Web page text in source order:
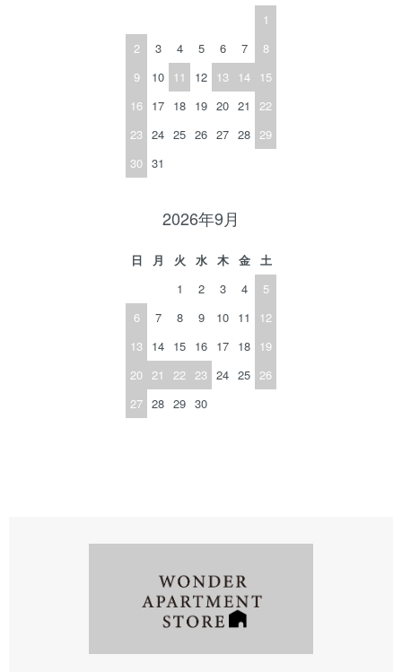
1
2
3 4 5 6 7
8
9
10 11 12 13 14
15
16 17 18 19 20 21
22
23 24 25 26 27 28 29
30 31
2026年9月
日 月 火 水 木 金
土
1
2 3 4
5
6
7 8 9 10 11
12
13
14 15 16 17 18
19
20 21 22 23 24 25 26
27 28 29 30